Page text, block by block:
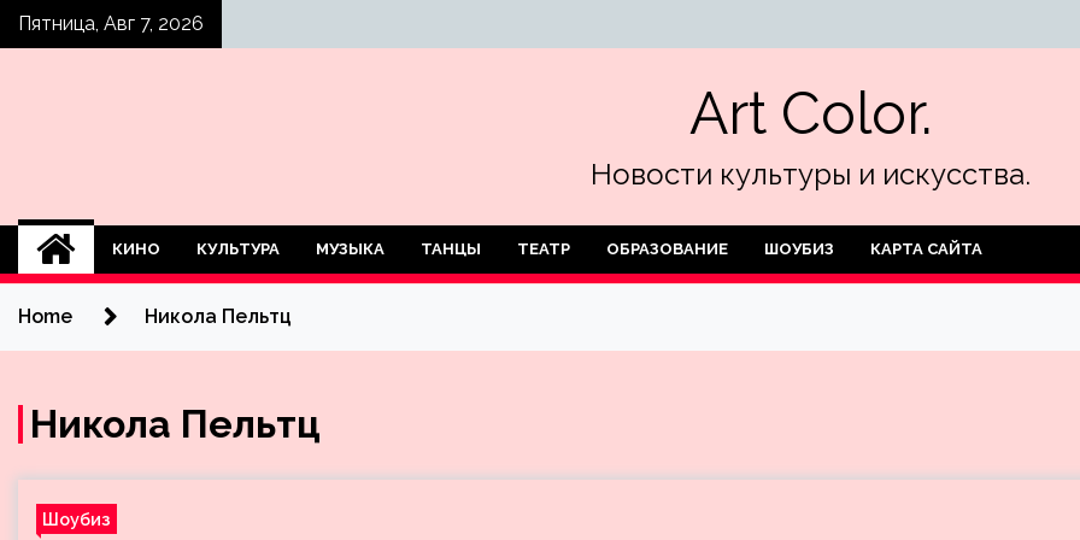
SkipПятница, Авг 7, 2026
Art Color.
Новости культуры и искусства.
КИНО КУЛЬТУРА МУЗЫКА ТАНЦЫ ТЕАТР ОБРАЗОВАНИЕ ШОУБИЗ КАРТА САЙТА
Home Никола Пельтц
Никола Пельтц
Шоубиз